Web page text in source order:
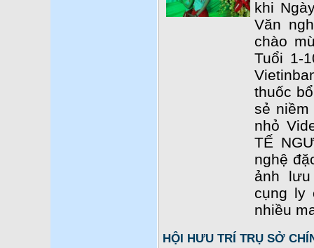
khi
Văn
chào
Tuổi 1-
thuốc
sẻ
nhỏ
TẾ
nghệ
ảnh
cụng ly
nhiều
HỘI HƯU TRÍ TRỤ SỞ